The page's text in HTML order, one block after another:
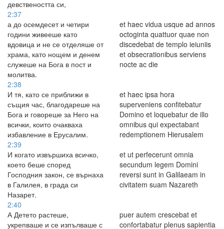
девствеността си,
2:37
а до осемдесет и четири
години живееше като
вдовица и не се отделяше от
храма, като нощем и денем
служеше на Бога в пост и
молитва.
et haec vidua usque ad annos
octoginta quattuor quae non
discedebat de templo ieiuniis
et obsecrationibus serviens
nocte ac die
2:38
И тя, като се приближи в
същия час, благодареше на
Бога и говореше за Него на
всички, които очакваха
избавление в Ерусалим.
et haec ipsa hora
superveniens confitebatur
Domino et loquebatur de illo
omnibus qui expectabant
redemptionem Hierusalem
2:39
И когато извършиха всичко,
което беше според
Господния закон, се върнаха
в Галилея, в града си
Назарет.
et ut perfecerunt omnia
secundum legem Domini
reversi sunt in Galilaeam in
civitatem suam Nazareth
2:40
А Детето растеше,
укрепваше и се изпълваше с
puer autem crescebat et
confortabatur plenus sapientia